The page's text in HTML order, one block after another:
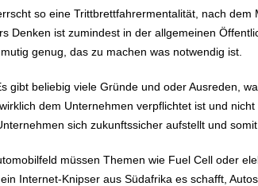
so eine Trittbrettfahrermentalität, nach
Denken ist zumindest in der allgemeinen
genug, das zu machen was notwendig ist.
gibt beliebig viele Gründe und oder Ausreden,
dem Unternehmen verpflichtet ist und
sich zukunftssicher aufstellt und
müssen Themen wie Fuel Cell oder
Internet-Knipser aus Südafrika es schafft,